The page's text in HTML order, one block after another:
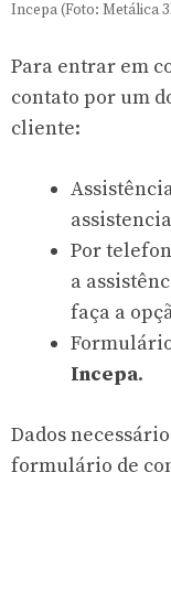
Incepa (Foto: Metálica
Para entrar em
contato por um
cliente:
Por
a
faça a
Incepa.
Dados
formulário de